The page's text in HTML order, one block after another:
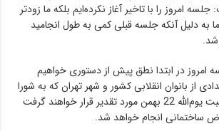
امروز را با تاخیر آغاز نکرده‌ایم بلکه ما زودتر
به دلیل آنکه جلسه قبلی کمی به طول انجامید
شد.
امروز در ابتدا نطق پیش از دستوری خواهیم
از بانوان انقلابی کشور و شهر تهران که به شورا
دعوت شده‌اند به مناسبت یوم‌الله 22 بهمن مورد تقدیر قرار خواهند گرفت
ساختمانی انجام خواهد شد.